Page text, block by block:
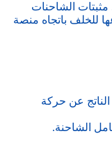
مثبتات الشاحنات
للخلف باتجاه منصة
عن حركة
الشاحنة.